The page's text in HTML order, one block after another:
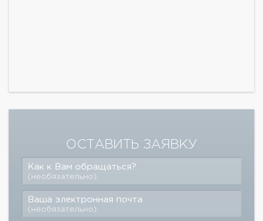
ОСТАВИТЬ ЗАЯВКУ
Как к Вам обращаться?
(необязательно)
Ваша электронная почта
(необязательно)